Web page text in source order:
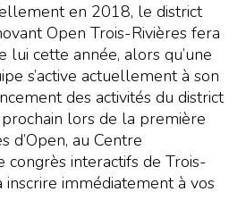
en 2018, le district
Open Trois-Rivières fera
lui cette année, alors qu’une
s’active actuellement à son
des activités du district
lors de la première
d’Open, au Centre
congrès interactifs de Trois-
inscrire immédiatement à vos